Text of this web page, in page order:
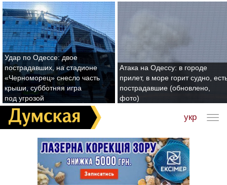
Удар по Одессе: двое
пострадавших, на стадионе
«Черноморец» снесло часть
крыши, субботняя игра
под угрозой
Атака на Одессу: в городе
прилет, в море горит судно,
пострадавшие (обновлено,
фото)
укр